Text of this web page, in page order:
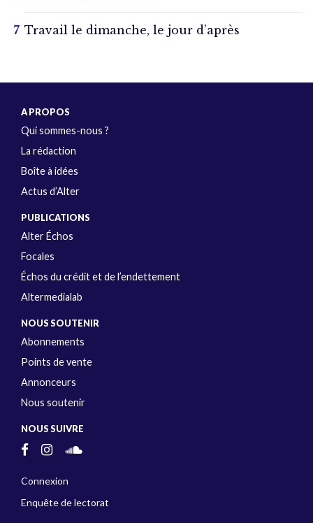
Travail le dimanche, le jour d’après
A PROPOS
Qui sommes-nous ?
La rédaction
Boîte à idées
Actus d’Alter
PUBLICATIONS
Alter Échos
Focales
Échos du crédit et de l’endettement
Altermedialab
NOUS SOUTENIR
Abonnements
Points de vente
Annonceurs
Nous soutenir
NOUS SUIVRE
Connexion
Enquête de lectorat